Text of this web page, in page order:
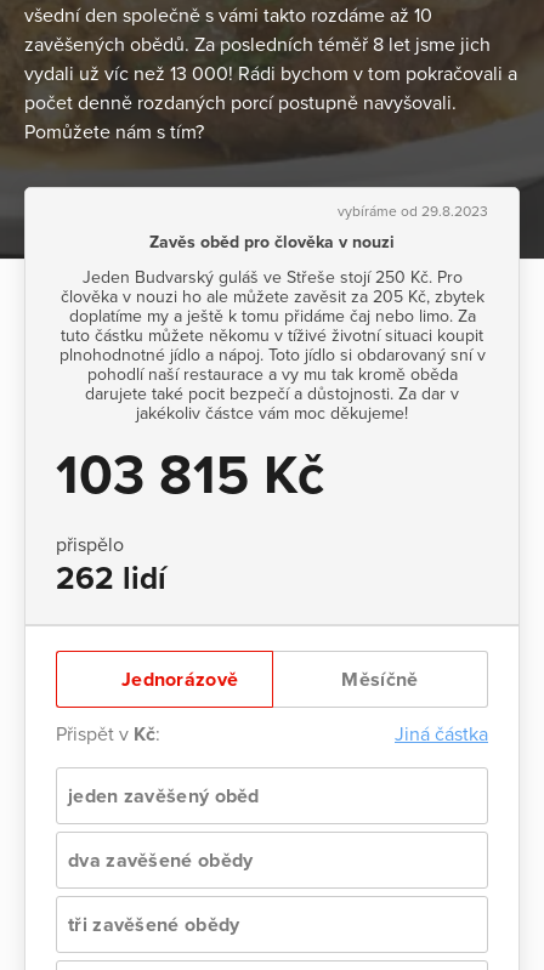
všední den společně s vámi takto rozdáme až 10
zavěšených obědů. Za posledních téměř 8 let jsme jich
vydali už víc než 13 000! Rádi bychom v tom pokračovali a
počet denně rozdaných porcí postupně navyšovali.
Pomůžete nám s tím?
vybíráme od 29.8.2023
Zavěs oběd pro člověka v nouzi
Jeden Budvarský guláš ve Střeše stojí 250 Kč. Pro
člověka v nouzi ho ale můžete zavěsit za 205 Kč, zbytek
doplatíme my a ještě k tomu přidáme čaj nebo limo. Za
tuto částku můžete někomu v tíživé životní situaci koupit
plnohodnotné jídlo a nápoj. Toto jídlo si obdarovaný sní v
pohodlí naší restaurace a vy mu tak kromě oběda
darujete také pocit bezpečí a důstojnosti. Za dar v
jakékoliv částce vám moc děkujeme!
103 815 Kč
přispělo
262 lidí
Jednorázově Měsíčně
Přispět v Kč: Jiná částka
jeden zavěšený oběd
dva zavěšené obědy
tři zavěšené obědy